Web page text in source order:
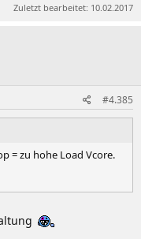
Zuletzt bearbeitet: 10.02.2017
#4.385
= zu hohe Load Vcore.